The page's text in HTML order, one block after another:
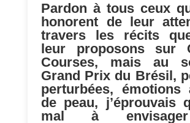
Pardon à tous ceux
honorent de leur
travers les récits
leur proposons sur
Courses, mais au
Grand Prix du Brésil,
perturbées, émotions
de peau, j’éprouvais
mal à